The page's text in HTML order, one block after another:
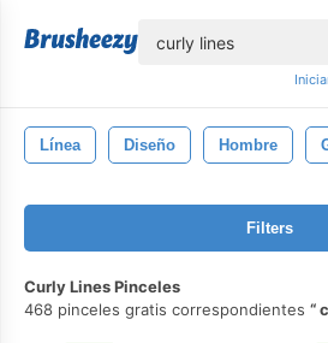
Línea Diseño Hombre
Filters
Curly Lines Pinceles
468 pinceles gratis correspondientes